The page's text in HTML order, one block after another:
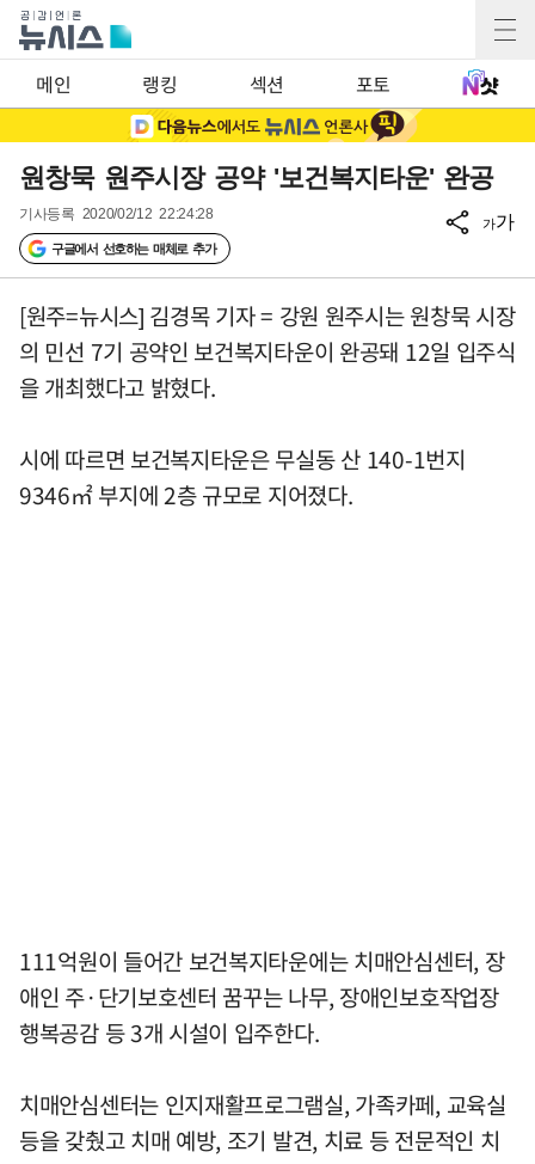
메인 랭킹 섹션 포토
원창묵 원주시장 공약 '보건복지타운' 완공
기사등록 2020/02/12 22:24:28
구글에서 선호하는 매체로 추가
가가
[원주=뉴시스] 김경목 기자 = 강원 원주시는 원창묵 시장
의 민선 7기 공약인 보건복지타운이 완공돼 12일 입주식
을 개최했다고 밝혔다.
시에 따르면 보건복지타운은 무실동 산 140-1번지
9346㎡ 부지에 2층 규모로 지어졌다.
111억원이 들어간 보건복지타운에는 치매안심센터, 장
애인 주·단기보호센터 꿈꾸는 나무, 장애인보호작업장
행복공감 등 3개 시설이 입주한다.
치매안심센터는 인지재활프로그램실, 가족카페, 교육실
등을 갖췄고 치매 예방, 조기 발견, 치료 등 전문적인 치